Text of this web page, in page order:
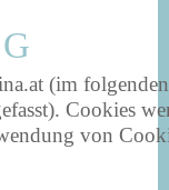
(im
Cookies
von